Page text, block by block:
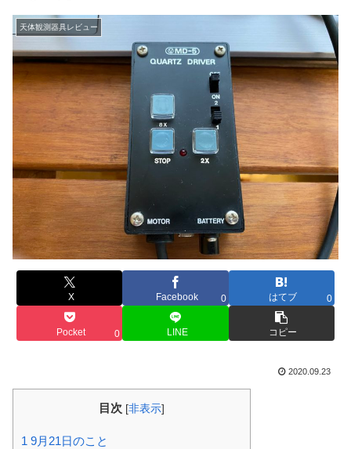
天体観測器具レビュー
X Facebook 0 はてブ 0
Pocket 0 LINE コピー
2020.09.23
目次 [非表示]
1 9月21日のこと